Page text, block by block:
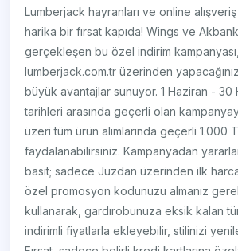
Lumberjack hayranları ve online alışveriş
harika bir fırsat kapıda! Wings ve
gerçekleşen bu özel indirim kampanyası,
lumberjack.com.tr üzerinden
büyük avantajlar sunuyor. 1 Haziran - 30
tarihleri arasında geçerli olan
üzeri tüm ürün alımlarında geçerli 1.000
faydalanabilirsiniz. Kampanyadan
basit; sadece Juzdan üzerinden ilk
özel promosyon kodunuzu almanız
kullanarak, gardırobunuza eksik kalan
indirimli fiyatlarla ekleyebilir, stilinizi